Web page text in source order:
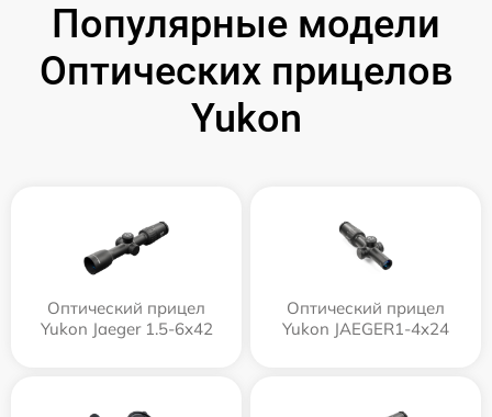
Популярные модели
Оптических прицелов
Yukon
Оптический прицел
Yukon Jaeger 1.5-6x42
Оптический прицел
Yukon JAEGER1-4x24